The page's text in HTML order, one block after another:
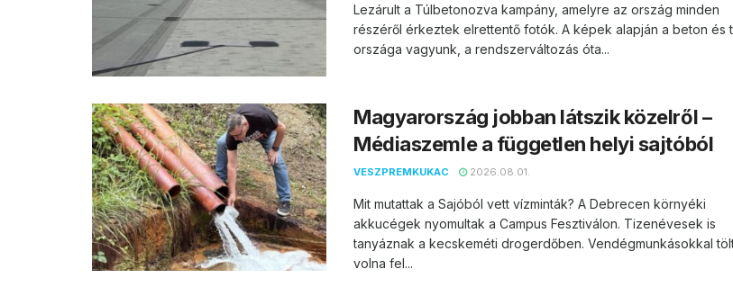
Lezárult a Túlbetonozva kampány, amelyre az ország minden
részéről érkeztek elrettentő fotók. A képek alapján a beton és
országa vagyunk, a rendszerváltozás óta...
Magyarország jobban látszik közelről –
Médiaszemle a független helyi sajtóból
VESZPREMKUKAC 2026.08.01.
Mit mutattak a Sajóból vett vízminták? A Debrecen környéki
akkucégek nyomultak a Campus Fesztiválon. Tizenévesek is
tanyáznak a kecskeméti drogerdőben. Vendégmunkásokkal
volna fel...